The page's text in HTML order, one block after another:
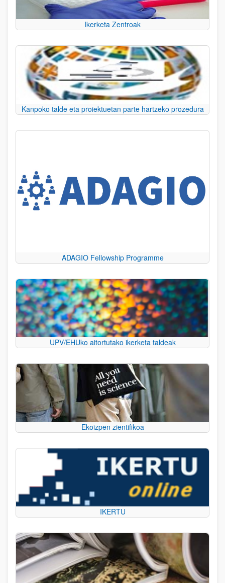
Ikerketa Zentroak
Kanpoko talde eta proiektuetan parte hartzeko prozedura
ADAGIO Fellowship Programme
UPV/EHUko aitortutako ikerketa taldeak
Ekoizpen zientifikoa
IKERTU